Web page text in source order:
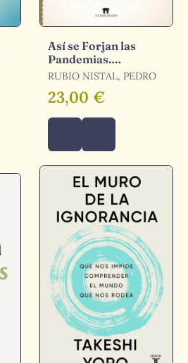
Así se Forjan las
Pandemias.
Animales, Virus y
RUBIO NISTAL, PEDRO
23,00 €